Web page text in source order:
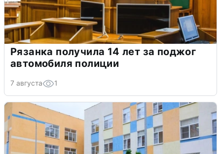
Рязанка получила 14 лет за поджог
автомобиля полиции
7 августа 1